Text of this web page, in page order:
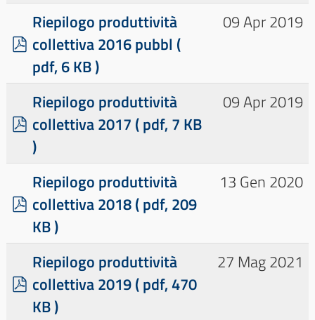
p
d
f
Riepilogo produttività
collettiva 2016 pubbl (
pdf, 6 KB )
09 Apr 2019
p
d
f
Riepilogo produttività
collettiva 2017 ( pdf, 7 KB
)
09 Apr 2019
p
d
f
Riepilogo produttività
collettiva 2018( pdf, 209
KB )
13 Gen 2020
p
d
Riepilogo produttività
collettiva 2019( pdf, 470
KB )
27 Mag 2021